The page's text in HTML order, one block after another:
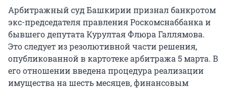
Арбитражный суд Башкирии признал банкротом
экс-председателя правления Роскомснаббанка и
бывшего депутата Курултая Флюра Галлямова.
Это следует из резолютивной части решения,
опубликованной в картотеке арбитража 5 марта. В
его отношении введена процедура реализации
имущества на шесть месяцев, финансовым